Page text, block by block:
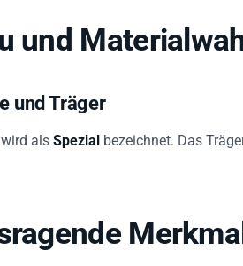
und
und Träger
als Spezial bezeichnet. Das